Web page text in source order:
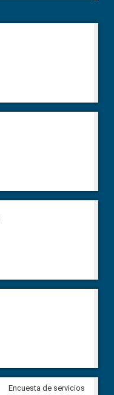
Veeduría Ciudadana para
Encuesta de servicios